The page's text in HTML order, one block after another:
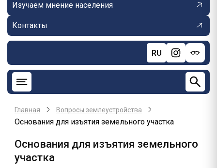
Изучаем мнение населения
Контакты
RU
Главная Вопросы землеустройства
Основания для изъятия земельного участка
Основания для изъятия земельного
участка